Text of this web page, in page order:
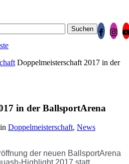
Doppelmeisterschaft 2017 in der
in der BallsportArena
in Doppelmeisterschaft, News
der neuen BallsportArena